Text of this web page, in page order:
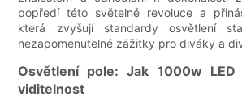
popředí této světelné revoluce a
která zvyšují standardy osvětlení
nezapomenutelné zážitky pro diváky a
Osvětlení pole: Jak 1000w LED
viditelnost